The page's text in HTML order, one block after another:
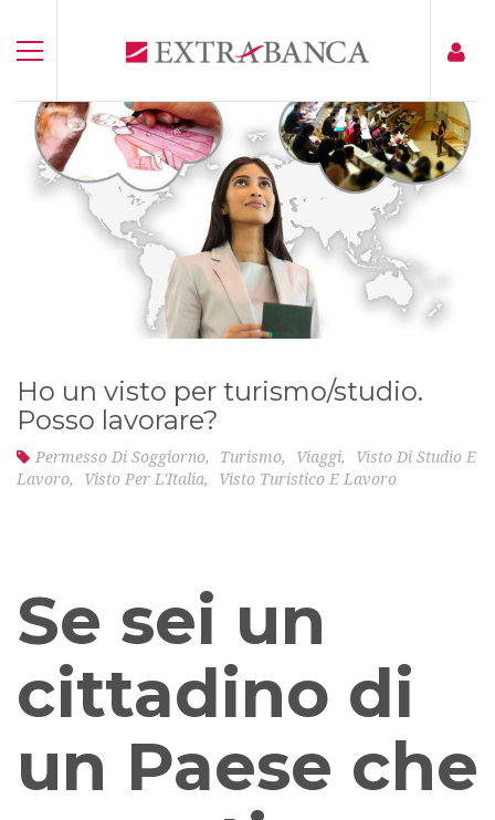
Ho un visto per turismo/studio.
Posso lavorare?
Permesso Di Soggiorno, Turismo, Viaggi,
Visto Di Studio E
Lavoro, Visto Per L'Italia,
Visto Turistico E Lavoro
Se sei un
cittadino di
un Paese che